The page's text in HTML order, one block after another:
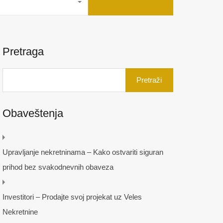
Pretraga
Obaveštenja
Upravljanje nekretninama – Kako ostvariti siguran
prihod bez svakodnevnih obaveza
Investitori – Prodajte svoj projekat uz Veles
Nekretnine